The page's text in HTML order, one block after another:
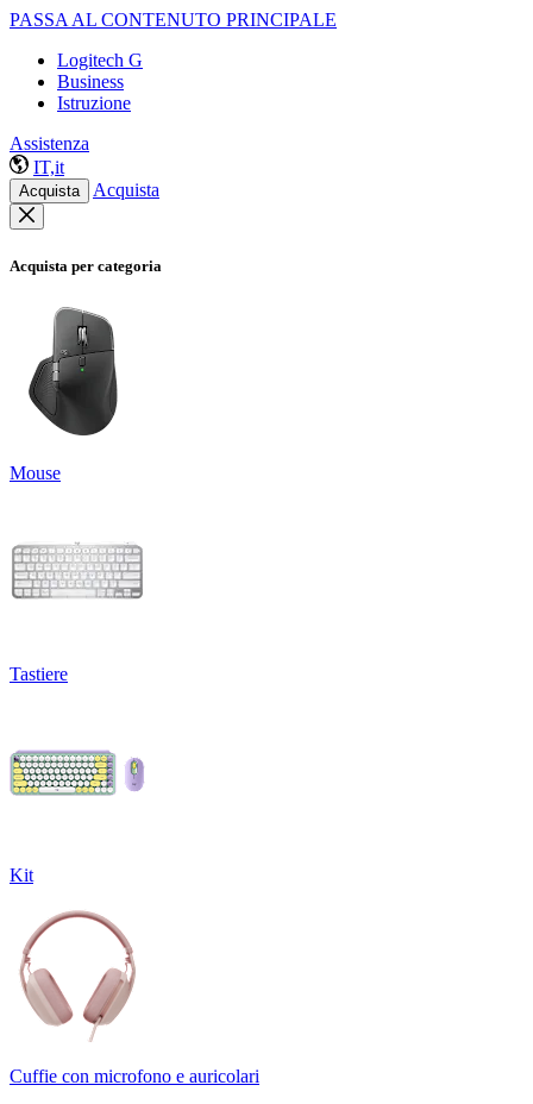
PASSA AL CONTENUTO PRINCIPALE
Logitech G
Business
Istruzione
Assistenza
IT,it
Acquista Acquista
Acquista per categoria
Mouse
Tastiere
Kit
Cuffie con microfono e auricolari